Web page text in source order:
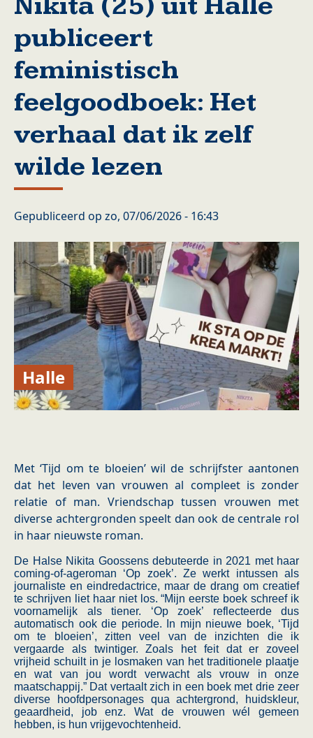
publiceert
feministisch
feelgoodboek: Het
verhaal dat ik zelf
wilde lezen
Gepubliceerd op zo, 07/06/2026 - 16:43
Halle
Met ‘Tijd om te bloeien’ wil de schrijfster aantonen
dat het leven van vrouwen al compleet is zonder
relatie of man. Vriendschap tussen vrouwen met
diverse achtergronden speelt dan ook de centrale rol
in haar nieuwste roman.
De Halse Nikita Goossens debuteerde in 2021 met haar
coming-of-ageroman ‘Op zoek’. Ze werkt intussen als
journaliste en eindredactrice, maar de drang om creatief
te schrijven liet haar niet los. “Mijn eerste boek schreef ik
voornamelijk als tiener. ‘Op zoek’ reflecteerde dus
automatisch ook die periode. In mijn nieuwe boek, ‘Tijd
om te bloeien’, zitten veel van de inzichten die ik
vergaarde als twintiger. Zoals het feit dat er zoveel
vrijheid schuilt in je losmaken van het traditionele plaatje
en wat van jou wordt verwacht als vrouw in onze
maatschappij.” Dat vertaalt zich in een boek met drie zeer
diverse hoofdpersonages qua achtergrond, huidskleur,
geaardheid, job enz. Wat de vrouwen wél gemeen
hebben, is hun vrijgevochtenheid.